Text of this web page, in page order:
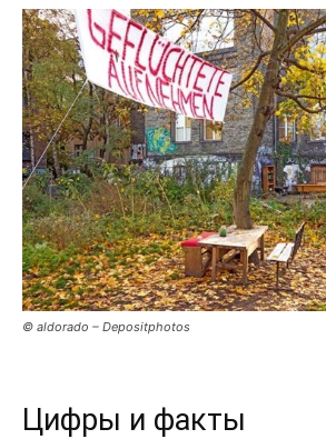
© aldorado – Depositphotos
Цифры и факты